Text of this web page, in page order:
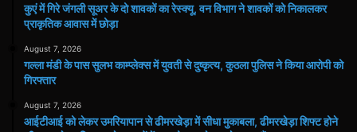
कुएं में गिरे जंगली सूअर के दो शावकों का रेस्क्यू, वन विभाग ने शावकों को निकालकर
प्राकृतिक आवास में छोड़ा
August 7, 2026
गल्ला मंडी के पास सुलभ काम्प्लेक्स में युवती से दुष्कृत्य, कुठला पुलिस ने किया आरोपी को
गिरफ्तार
August 7, 2026
आईटीआई को लेकर उमरियापान से ढीमरखेड़ा में सीधा मुकाबला, ढीमरखेड़ा शिफ्ट होने